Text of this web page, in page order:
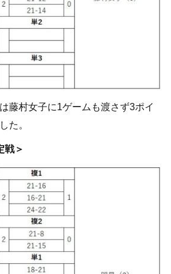
藤村女子に1ゲームも渡さず3ポイ
た。
戦＞